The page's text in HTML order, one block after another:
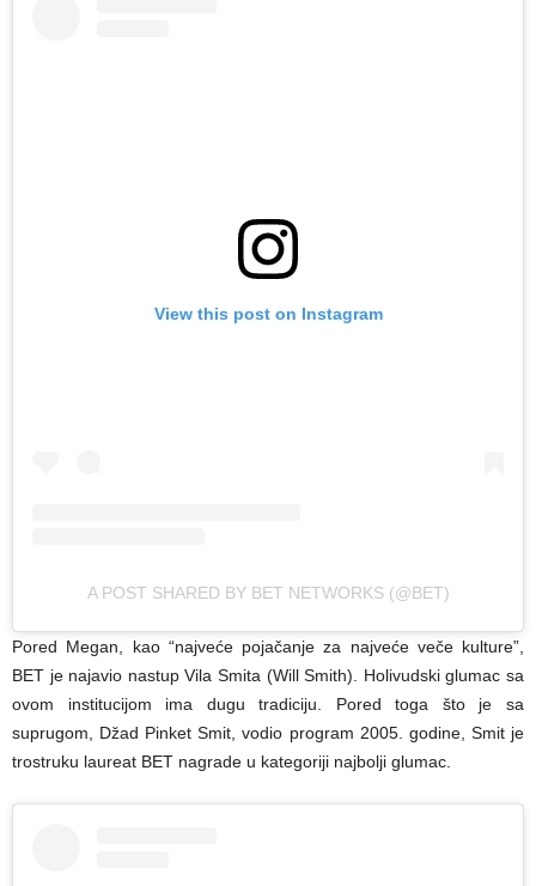
View this post on Instagram
A POST SHARED BY BET NETWORKS (@BET)
Pored Megan, kao “najveće pojačanje za najveće veče kulture”,
BET je najavio nastup Vila Smita (Will Smith). Holivudski glumac sa
ovom institucijom ima dugu tradiciju. Pored toga što je sa
suprugom, Džad Pinket Smit, vodio program 2005. godine, Smit je
trostruku laureat BET nagrade u kategoriji najbolji glumac.